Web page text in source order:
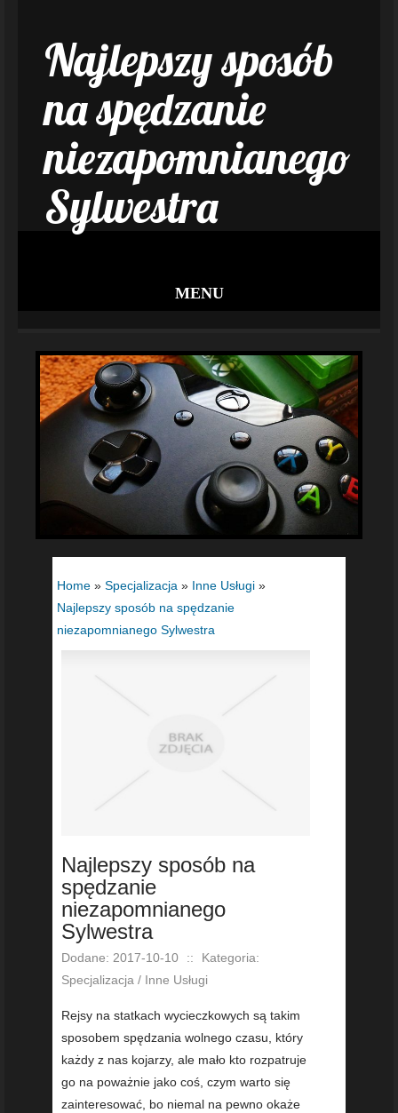
Najlepszy sposób
na spędzanie
niezapomnianego
Sylwestra
MENU
Home » Specjalizacja » Inne Usługi »
Najlepszy sposób na spędzanie
niezapomnianego Sylwestra
Najlepszy sposób na
spędzanie
niezapomnianego
Sylwestra
Dodane: 2017-10-10 ::
Kategoria:
Specjalizacja / Inne Usługi
Rejsy na statkach wycieczkowych są takim
sposobem spędzania wolnego czasu, który
każdy z nas kojarzy, ale mało kto rozpatruje
go na poważnie jako coś, czym warto się
zainteresować, bo niemal na pewno okaże